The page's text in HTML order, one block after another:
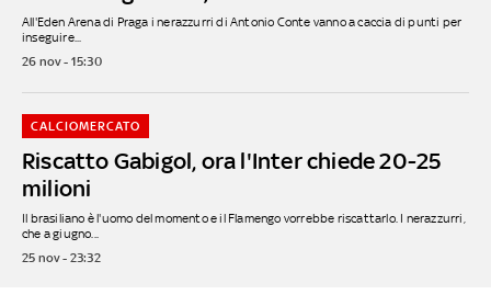
All'Eden Arena di Praga i nerazzurri di Antonio Conte vanno a caccia di punti per
inseguire...
26 nov - 15:30
Riscatto Gabigol, ora l'Inter chiede 20-25
milioni
CALCIOMERCATO
Il brasiliano è l'uomo del momento e il Flamengo vorrebbe riscattarlo. I nerazzurri,
che a giugno...
25 nov - 23:32